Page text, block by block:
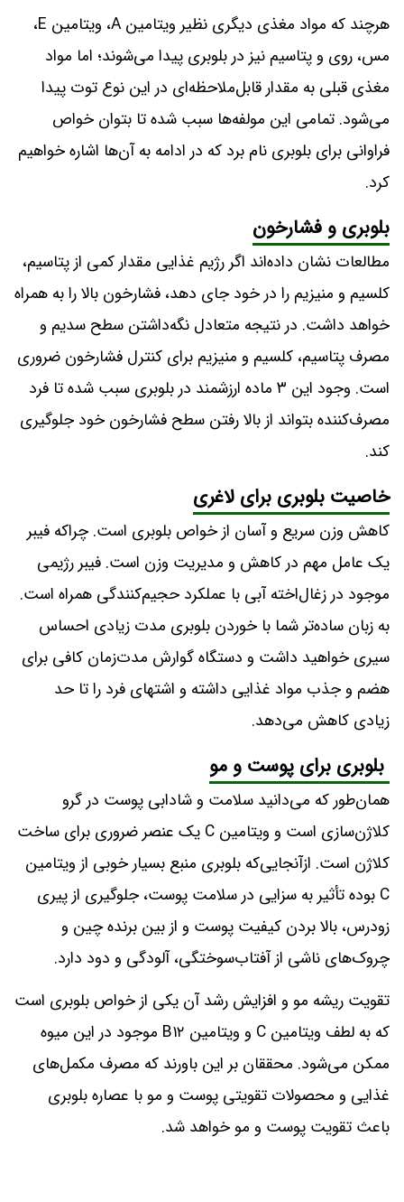
هرچند که مواد مغذی دیگری نظیر ویتامین A، ویتامین E،
مس، روی و پتاسیم نیز در بلوبری پیدا می‌شوند؛ اما مواد
مغذی قبلی به مقدار قابل‌ملاحظه‌ای در این نوع توت پیدا
می‌شود. تمامی این مولفه‌ها سبب شده تا بتوان خواص
فراوانی برای بلوبری نام برد که در ادامه به آن‌ها اشاره خواهیم
کرد.
بلوبری و فشارخون
مطالعات نشان داده‌اند اگر رژیم غذایی مقدار کمی از پتاسیم،
کلسیم و منیزیم را در خود جای دهد، فشارخون بالا را به همراه
خواهد داشت. در نتیجه متعادل نگه‌داشتن سطح سدیم و
مصرف پتاسیم، کلسیم و منیزیم برای کنترل فشارخون ضروری
است. وجود این ۳ ماده ارزشمند در بلوبری سبب شده تا فرد
مصرف‌کننده بتواند از بالا رفتن سطح فشارخون خود جلوگیری
کند.
خاصیت بلوبری برای لاغری
کاهش وزن سریع و آسان از خواص بلوبری است. چراکه فیبر
یک عامل مهم در کاهش و مدیریت وزن است. فیبر رژیمی
موجود در زغال‌اخته آبی با عملکرد حجیم‌کنندگی همراه است.
به زبان ساده‌تر شما با خوردن بلوبری مدت زیادی احساس
سیری خواهید داشت و دستگاه گوارش مدت‌زمان کافی برای
هضم و جذب مواد غذایی داشته و اشتهای فرد را تا حد
زیادی کاهش می‌دهد.
بلوبری برای پوست و مو
همان‌طور که می‌دانید سلامت و شادابی پوست در گرو
کلاژن‌سازی است و ویتامین C یک عنصر ضروری برای ساخت
کلاژن است. ازآنجایی‌که بلوبری منبع بسیار خوبی از ویتامین
C بوده تأثیر به سزایی در سلامت پوست، جلوگیری از پیری
زودرس، بالا بردن کیفیت پوست و از بین برنده چین و
چروک‌های ناشی از آفتاب‌سوختگی، آلودگی و دود دارد.
تقویت ریشه مو و افزایش رشد آن یکی از خواص بلوبری است
که به لطف ویتامین C و ویتامین B۱۲ موجود در این میوه
ممکن می‌شود. محققان بر این باورند که مصرف مکمل‌های
غذایی و محصولات تقویتی پوست و مو با عصاره بلوبری
باعث تقویت پوست و مو خواهد شد.